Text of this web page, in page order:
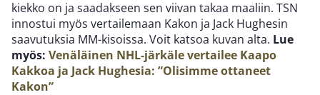
kiekko on ja saadakseen sen viivan takaa maaliin. TSN
innostui myös vertailemaan Kakon ja Jack Hughesin
saavutuksia MM-kisoissa. Voit katsoa kuvan alta. Lue
myös: Venäläinen NHL-järkäle vertailee Kaapo
Kakkoa ja Jack Hughesia: ”Olisimme ottaneet
Kakon”